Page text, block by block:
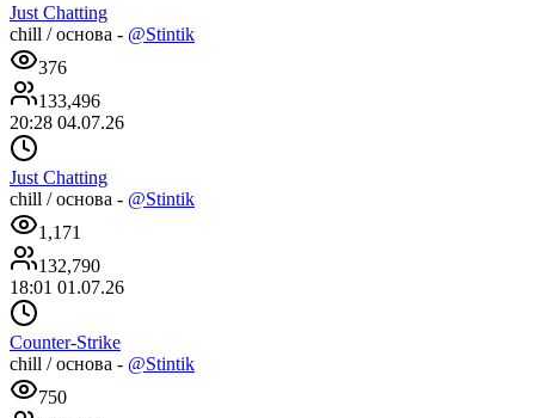
Just Chatting
chill / основа - @Stintik
376
133,496
20:28 04.07.26
Just Chatting
chill / основа - @Stintik
1,171
132,790
18:01 01.07.26
Counter-Strike
chill / основа - @Stintik
750